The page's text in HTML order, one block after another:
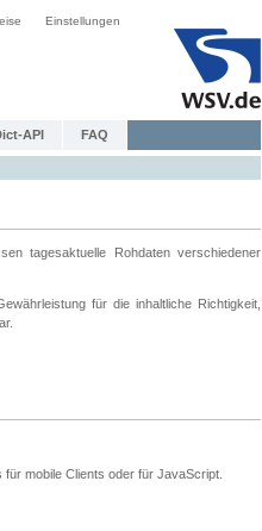
Einstellungen
API FAQ
tagesaktuelle Rohdaten verschiedener
für die inhaltliche Richtigkeit,
mobile Clients oder für JavaScript.